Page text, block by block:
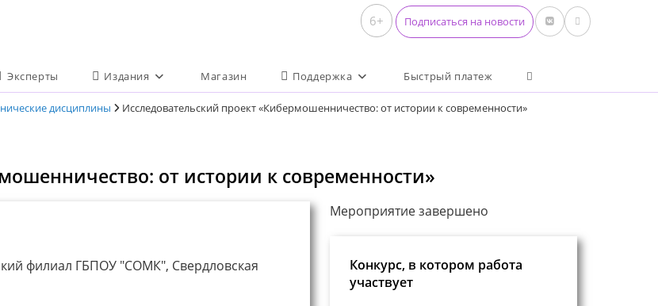
6+ Подписаться на новости
Эксперты Издания Магазин Поддержка Быстрый платеж Переключить поиск по
дисциплины Исследовательский проект «Кибермошенничество: от истории к современности»
от истории к современности»
филиал ГБПОУ "СОМК", Свердловская
Мероприятие завершено
Конкурс, в котором работа
участвует